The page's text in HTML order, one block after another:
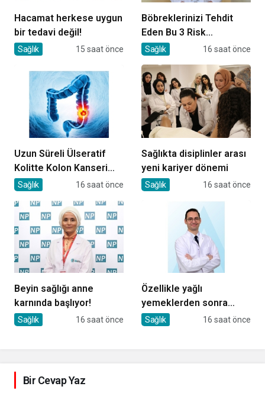
Hacamat herkese uygun
bir tedavi değil!
Sağlık 15 saat önce
Böbreklerinizi Tehdit
Eden Bu 3 Risk
Faktörüne Dikkat!
Sağlık 16 saat önce
Uzun Süreli Ülseratif
Kolitte Kolon Kanseri
Riski Artıyor mu?
Sağlık 16 saat önce
Sağlıkta disiplinler arası
yeni kariyer dönemi
Sağlık 16 saat önce
Beyin sağlığı anne
karnında başlıyor!
Sağlık 16 saat önce
Özellikle yağlı
yemeklerden sonra
başlıyorsa, gecikmeyin
Sağlık 16 saat önce
Bir Cevap Yaz